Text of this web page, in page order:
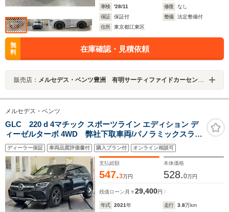
車検
'28/11 修復
なし
保証
保証付 整備
法定整備付
住所
東京都江東区
無
料
在庫確認・見積依頼
販売店： メルセデス・ベンツ豊洲 有明サーティファイドカーセンター
メルセデス・ベンツ
GLC 220 d 4マチック スポーツライン エディション デ
ィーゼルターボ 4WD 弊社下取車両/パノラミックスライ
ディングルーフ/ワイヤレスチャージング/パフュームアト
マイザー/純正ドライブレコーダー前後/アンビエントライ
ト64色/メモリー付きパワーシート/デジタルコックピット
ディスプレイ
ディーラー保証 車両品質評価書付 購入プラン付 オンライン相談可
支払総額
547.3万円
本体価格
528.0万円
残価ローン 月々29,400円
年式 2021年 走行 3.8万km